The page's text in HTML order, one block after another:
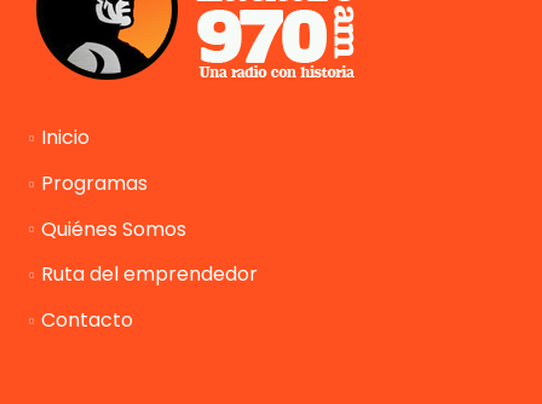
Inicio
Programas
Quiénes Somos
Ruta del emprendedor
Contacto